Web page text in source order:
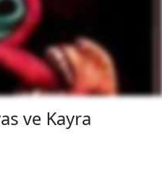
ve Kayra